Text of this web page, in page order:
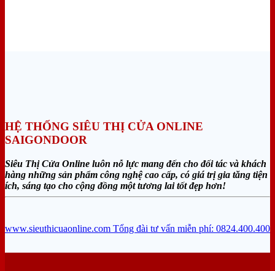
HỆ THỐNG SIÊU THỊ CỬA ONLINE
SAIGONDOOR
Siêu Thị Cửa Online luôn nỗ lực mang đến cho đối tác và khách
hàng những sản phẩm công nghệ cao cấp, có giá trị gia tăng tiện
ích, sáng tạo cho cộng đồng một tương lai tốt đẹp hơn!
www.sieuthicuaonline.com Tổng đài tư vấn miễn phí: 0824.400.400